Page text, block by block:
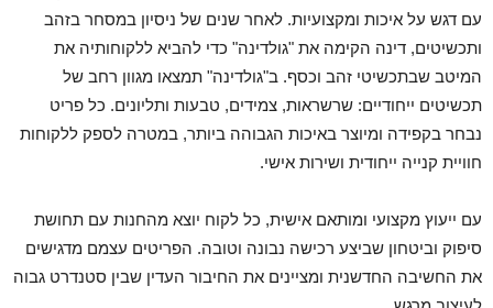
עם דגש על איכות ומקצועיות. לאחר שנים של ניסיון במסחר בזהב
ותכשיטים, דינה הקימה את "גולדינה" כדי להביא ללקוחותיה את
המיטב שבתכשיטי זהב וכסף. ב"גולדינה" תמצאו מגוון רחב של
תכשיטים ייחודיים: שרשראות, צמידים, טבעות ותליונים. כל פריט
נבחר בקפידה ומיוצר באיכות הגבוהה ביותר, במטרה לספק ללקוחות
חוויית קנייה ייחודית ושירות אישי.
עם ייעוץ מקצועי ומותאם אישית, כל לקוח יוצא מהחנות עם תחושת
סיפוק וביטחון שביצע רכישה נבונה וטובה. הפריטים עצמם מדגישים
את החשיבה החדשנית ומציינים את החיבור העדין שבין סטנדרט גבוה